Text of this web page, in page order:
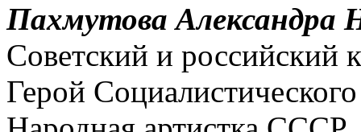
Пахмутова Александра
Советский и российский
Герой